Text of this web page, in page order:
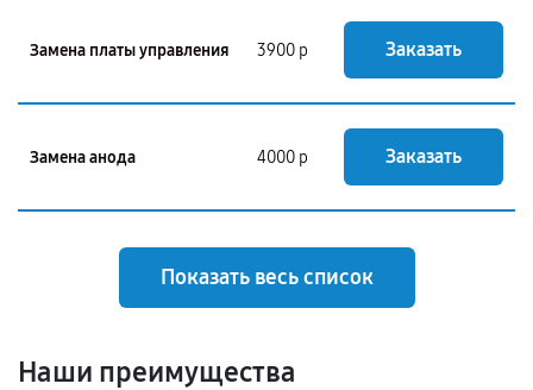
Замена платы управления 3900 р Заказать
Замена анода 4000 р Заказать
Показать весь список
Наши преимущества